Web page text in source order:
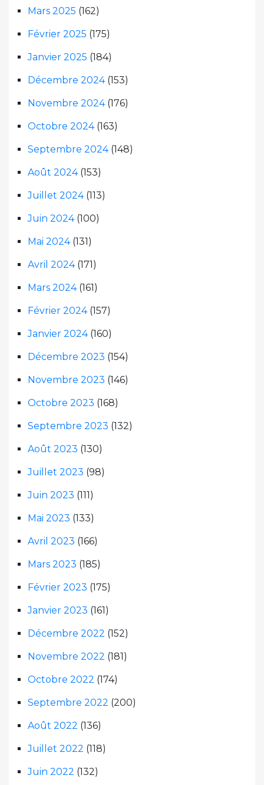
Mars 2025 (162)
Février 2025 (175)
Janvier 2025 (184)
Décembre 2024(153)
Novembre 2024(176)
Octobre 2024(163)
Septembre 2024(148)
Août 2024(153)
Juillet 2024(113)
Juin 2024(100)
Mai 2024(131)
Avril 2024(171)
Mars 2024(161)
Février 2024(157)
Janvier 2024(160)
Décembre 2023 (154)
Novembre 2023 (146)
Octobre 2023 (168)
Septembre 2023 (132)
Août 2023 (130)
Juillet 2023 (98)
Juin 2023 (111)
Mai 2023 (133)
Avril 2023 (166)
Mars 2023 (185)
Février 2023 (175)
Janvier 2023 (161)
Décembre 2022 (152)
Novembre 2022 (181)
Octobre 2022 (174)
Septembre 2022 (200)
Août 2022 (136)
Juillet 2022 (118)
Juin 2022 (132)